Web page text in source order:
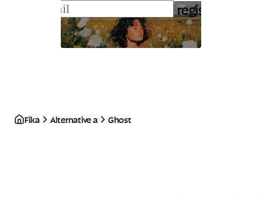
registrati
Fika Alternative a Ghost